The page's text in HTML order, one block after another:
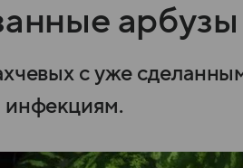
с уже